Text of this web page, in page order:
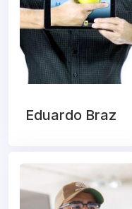
Eduardo Braz